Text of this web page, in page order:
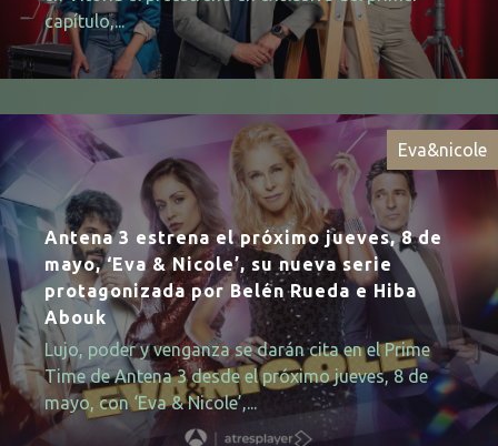
capítulo,...
Eva&nicole
Antena 3 estrena el próximo jueves, 8 de
mayo, ‘Eva & Nicole’, su nueva serie
protagonizada por Belén Rueda e Hiba
Abouk
Lujo, poder y venganza se darán cita en el Prime
Time de Antena 3 desde el próximo jueves, 8 de
mayo, con ‘Eva & Nicole’,...